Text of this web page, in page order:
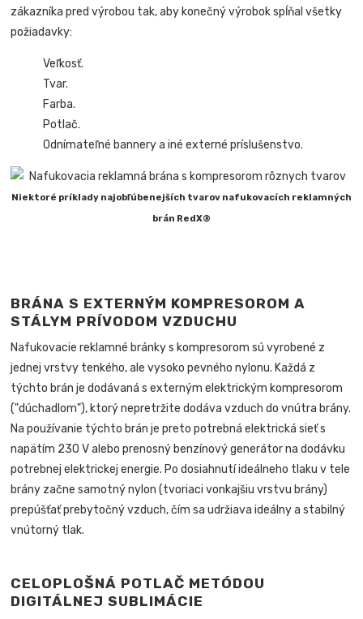
zákazníka pred výrobou tak, aby konečný výrobok spĺňal všetky
požiadavky:
Veľkosť.
Tvar.
Farba.
Potlač.
Odnímateľné bannery a iné externé príslušenstvo.
Niektoré príklady najobľúbenejších tvarov nafukovacích reklamných
brán RedX®
BRÁNA S EXTERNÝM KOMPRESOROM A
STÁLYM PRÍVODOM VZDUCHU
Nafukovacie reklamné bránky s kompresorom sú vyrobené z
jednej vrstvy tenkého, ale vysoko pevného nylonu. Každá z
týchto brán je dodávaná s externým elektrickým kompresorom
("dúchadlom"), ktorý nepretržite dodáva vzduch do vnútra brány.
Na používanie týchto brán je preto potrebná elektrická sieť s
napätím 230 V alebo prenosný benzínový generátor na dodávku
potrebnej elektrickej energie. Po dosiahnutí ideálneho tlaku v tele
brány začne samotný nylon (tvoriaci vonkajšiu vrstvu brány)
prepúšťať prebytočný vzduch, čím sa udržiava ideálny a stabilný
vnútorný tlak.
CELOPLOŠNÁ POTLAČ METÓDOU
DIGITÁLNEJ SUBLIMÁCIE